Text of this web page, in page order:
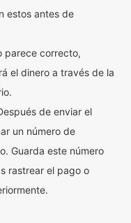
estos antes de
parece correcto,
el dinero a través de la
de enviar el
un número de
Guarda este número
rastrear el pago o